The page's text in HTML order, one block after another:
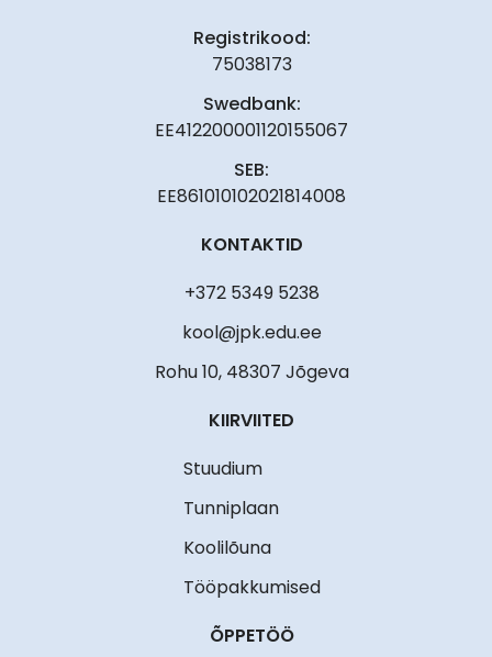
Registrikood:
75038173
Swedbank:
EE412200001120155067
SEB:
EE861010102021814008
KONTAKTID
+372 5349 5238
kool@jpk.edu.ee
Rohu 10, 48307 Jõgeva
KIIRVIITED
Stuudium
Tunniplaan
Koolilõuna
Tööpakkumised
ÕPPETÖÖ